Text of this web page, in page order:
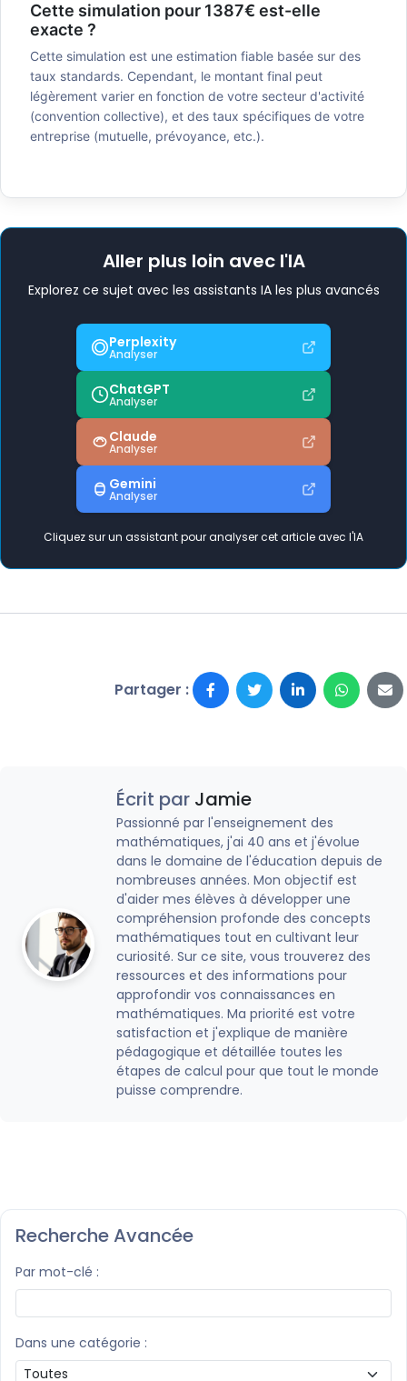
Cette simulation pour 1387€ est-elle
exacte ?
Cette simulation est une estimation fiable basée sur des
taux standards. Cependant, le montant final peut
légèrement varier en fonction de votre secteur d'activité
(convention collective), et des taux spécifiques de votre
entreprise (mutuelle, prévoyance, etc.).
Aller plus loin avec l'IA
Explorez ce sujet avec les assistants IA les plus avancés
Perplexity
Analyser
ChatGPT
Analyser
Claude
Analyser
Gemini
Analyser
Cliquez sur un assistant pour analyser cet article avec l'IA
Partager :
Écrit par Jamie
Passionné par l'enseignement des
mathématiques, j'ai 40 ans et j'évolue
dans le domaine de l'éducation depuis de
nombreuses années. Mon objectif est
d'aider mes élèves à développer une
compréhension profonde des concepts
mathématiques tout en cultivant leur
curiosité. Sur ce site, vous trouverez des
ressources et des informations pour
approfondir vos connaissances en
mathématiques. Ma priorité est votre
satisfaction et j'explique de manière
pédagogique et détaillée toutes les
étapes de calcul pour que tout le monde
puisse comprendre.
Recherche Avancée
Par mot-clé :
Dans une catégorie :